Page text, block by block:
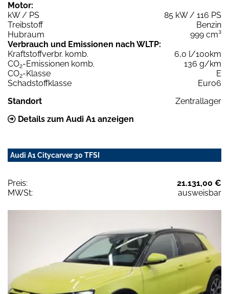
Motor:
kW / PS
85 kW / 116 PS
Treibstoff
Benzin
Hubraum
999 cm³
Verbrauch und Emissionen nach WLTP:
Kraftstoffverbr. komb.
6,0 l/100km
CO2-Emissionen komb.
136 g/km
CO2-Klasse
E
Schadstoffklasse
Euro6
Standort
Zentrallager
Details zum Audi A1 anzeigen
Audi A1 Citycarver 30 TFSI
Preis:
21.131,00 €
MWSt:
ausweisbar